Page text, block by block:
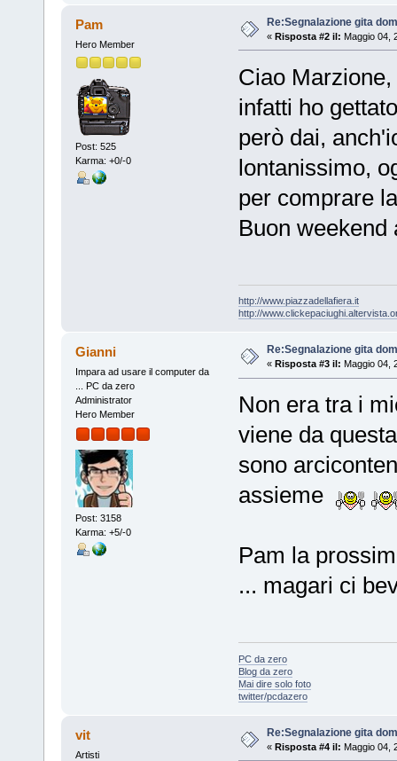
Pam
Hero Member
Post: 525
Karma: +0/-0
Re:Segnalazione gita
« Risposta #2 il: Maggio 04,
Ciao Marzione,
infatti ho
però dai,
lontanissimo,
per comprare
Buon weekend
http://www.piazzadellafiera.it
http://
Gianni
Impara ad usare il computer da
... PC da zero
Administrator
Hero Member
Post: 3158
Karma: +5/-0
Re:Segnalazione gita
« Risposta #3 il: Maggio 04,
Non era tra i
viene da
sono
assieme
Pam la
... magari ci
PC da zero
Blog da zero
Mai dire solo foto
twitter/pcdazero
vit
Artisti
Re:Segnalazione gita
« Risposta #4 il: Maggio 04,